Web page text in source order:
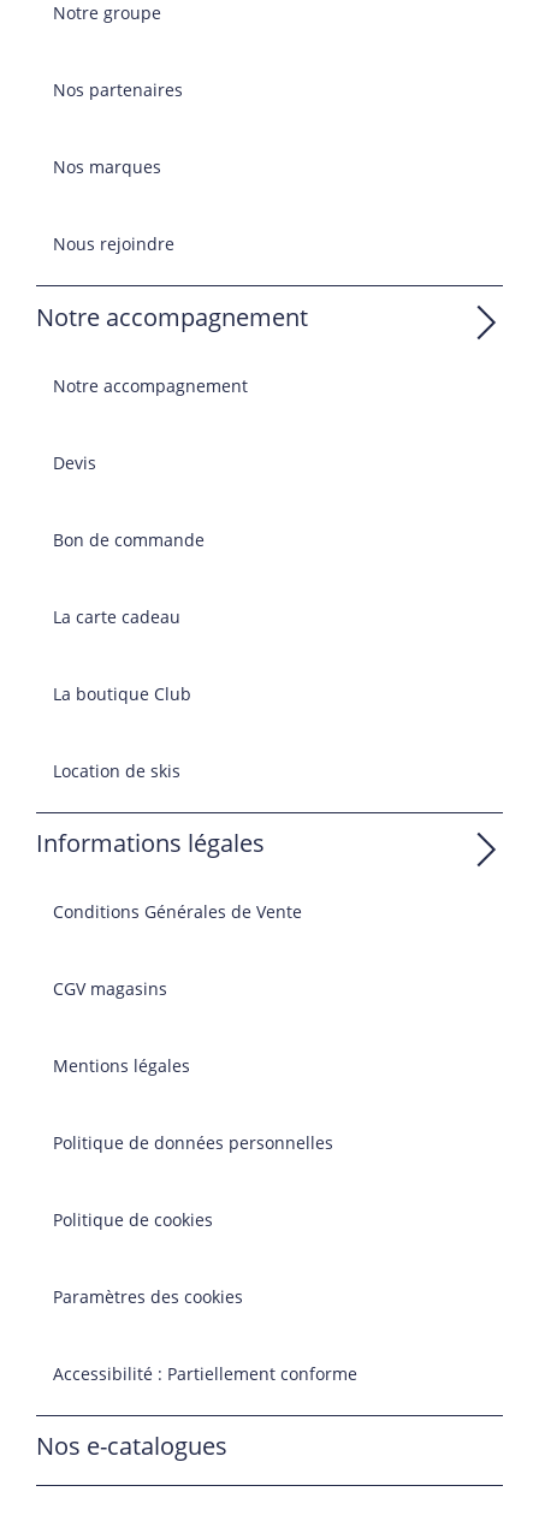
Notre groupe
Nos partenaires
Nos marques
Nous rejoindre
Notre accompagnement
Notre accompagnement
Devis
Bon de commande
La carte cadeau
La boutique Club
Location de skis
Informations légales
Conditions Générales de Vente
CGV magasins
Mentions légales
Politique de données personnelles
Politique de cookies
Paramètres des cookies
Accessibilité : Partiellement conforme
Nos e-catalogues